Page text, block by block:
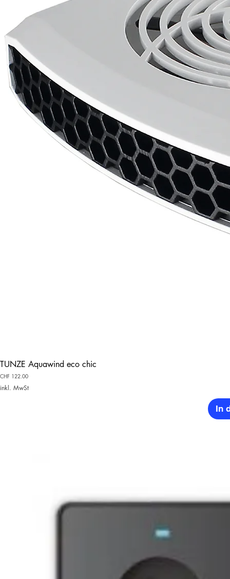
TUNZE Aquawind eco chic
Preis
CHF 122.00
inkl. MwSt
In